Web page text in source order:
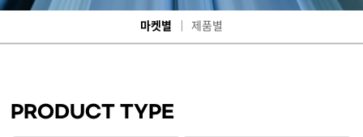
마켓별 제품별
PRODUCT TYPE